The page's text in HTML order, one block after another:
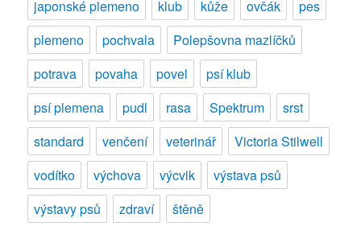
japonské plemeno klub kůže ovčák
pes
plemeno
pochvala
Polepšovna mazlíčků
potrava
povaha povel
psí klub
psí plemena
pudl rasa Spektrum
srst
standard
venčení veterinář
Victoria Stilwell
vodítko
výchova výcvik
výstava psů
výstavy psů
zdraví štěně